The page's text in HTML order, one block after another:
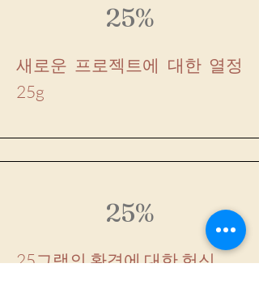
25%
새로운 프로젝트에 대한 열정
25g
25%
25그램의 환경에 대한 헌신